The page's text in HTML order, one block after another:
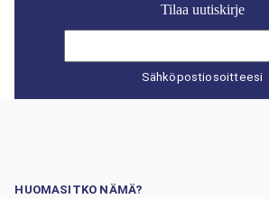
Tilaa uutiskirje
Sähköpostiosoitteesi
HUOMASITKO NÄMÄ?